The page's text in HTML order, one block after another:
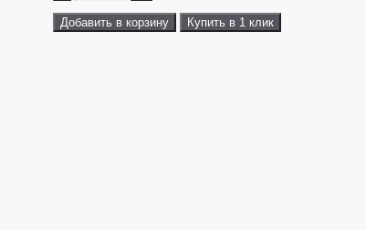
Добавить в корзину Купить в 1 клик